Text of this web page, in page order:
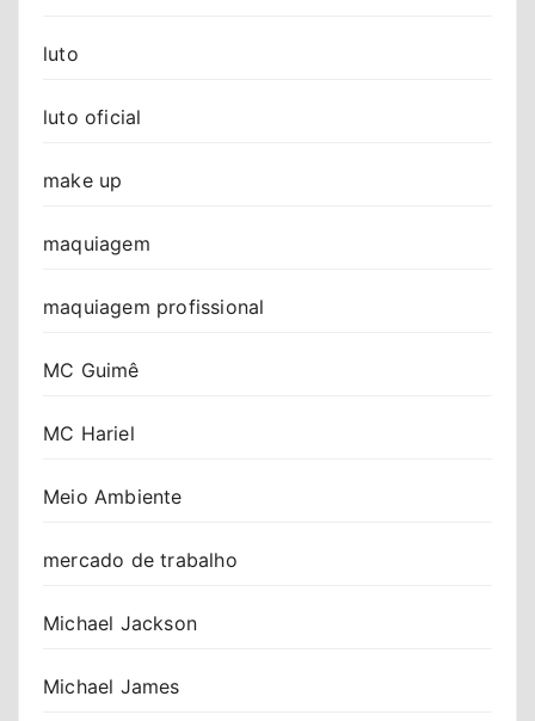
luto
luto oficial
make up
maquiagem
maquiagem profissional
MC Guimê
MC Hariel
Meio Ambiente
mercado de trabalho
Michael Jackson
Michael James